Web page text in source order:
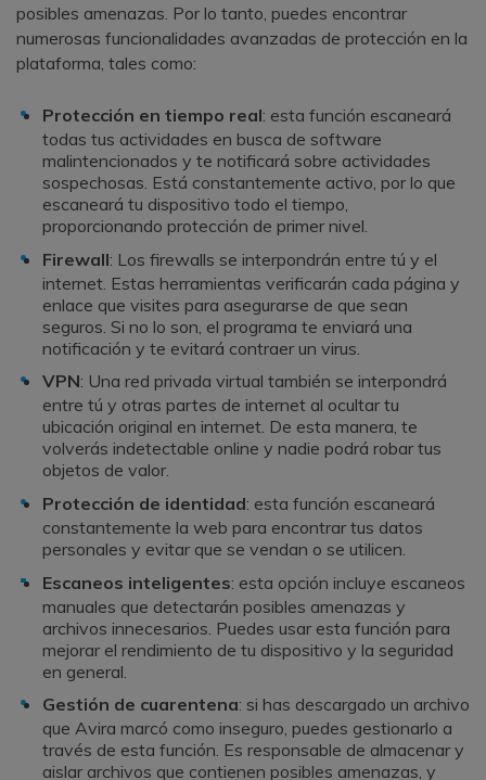
posibles amenazas. Por lo tanto, puedes encontrar
numerosas funcionalidades avanzadas de protección en la
plataforma, tales como:
Protección en tiempo real: esta función escaneará
todas tus actividades en busca de software
malintencionados y te notificará sobre actividades
sospechosas. Está constantemente activo, por lo que
escaneará tu dispositivo todo el tiempo,
proporcionando protección de primer nivel.
Firewall: Los firewalls se interpondrán entre tú y el
internet. Estas herramientas verificarán cada página y
enlace que visites para asegurarse de que sean
seguros. Si no lo son, el programa te enviará una
notificación y te evitará contraer un virus.
VPN: Una red privada virtual también se interpondrá
entre tú y otras partes de internet al ocultar tu
ubicación original en internet. De esta manera, te
volverás indetectable online y nadie podrá robar tus
objetos de valor.
Protección de identidad: esta función escaneará
constantemente la web para encontrar tus datos
personales y evitar que se vendan o se utilicen.
Escaneos inteligentes: esta opción incluye escaneos
manuales que detectarán posibles amenazas y
archivos innecesarios. Puedes usar esta función para
mejorar el rendimiento de tu dispositivo y la seguridad
en general.
Gestión de cuarentena: si has descargado un archivo
que Avira marcó como inseguro, puedes gestionarlo a
través de esta función. Es responsable de almacenar y
aislar archivos que contienen posibles amenazas, y